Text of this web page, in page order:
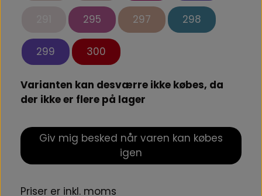
295 297 298
299 300
Varianten kan desværre ikke købes, da
der ikke er flere på lager
Giv mig besked når varen kan købes
igen
Priser er inkl. moms